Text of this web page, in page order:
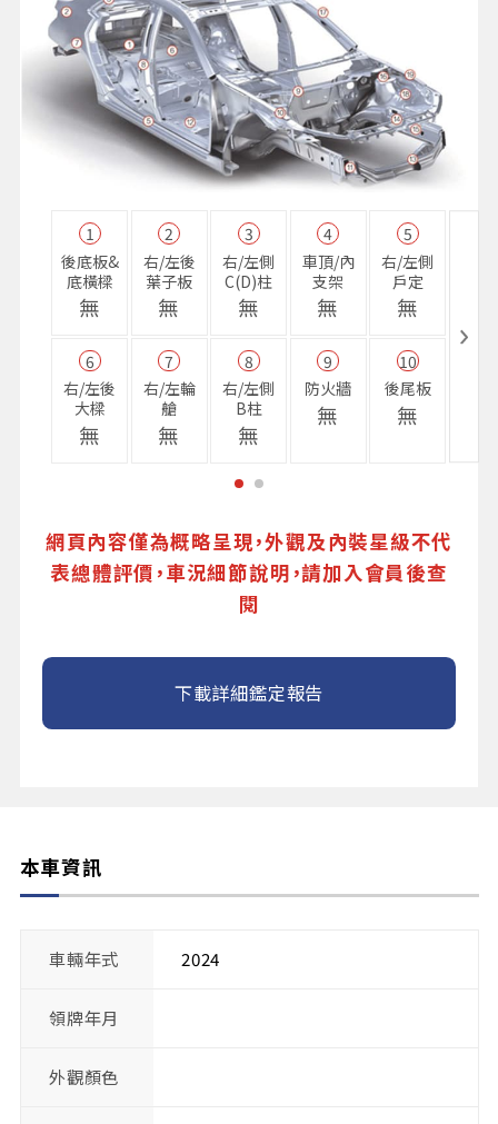
1
後底板&
底橫樑
無
2
右/左後
葉子板
無
3
右/左側
C(D)柱
無
4
車頂/內
支架
無
5
右/左側
戶定
無
6
右/左後
大樑
無
7
右/左輪
艙
無
8
右/左側
B柱
無
9
防火牆
無
10
後尾板
無
網頁內容僅為概略呈現，外觀及內裝星級不代
表總體評價，車況細節說明，請加入會員後查
閱
下載詳細鑑定報告
本車資訊
車輛年式 2024
領牌年月
外觀顏色